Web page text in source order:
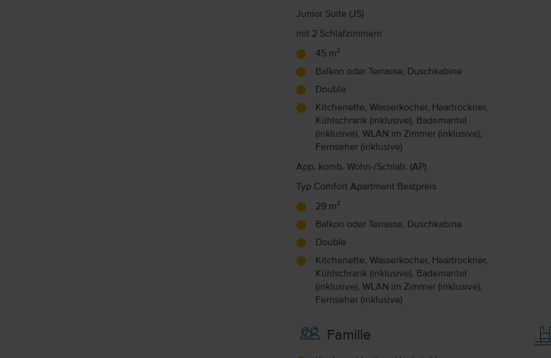
Junior Suite (JS)
mit 2 Schlafzimmern
45 m²
Balkon oder Terrasse, Duschkabine
Double
Kitchenette, Wasserkocher, Haartrockner,
Kühlschrank (inklusive), Bademantel
(inklusive), WLAN im Zimmer (inklusive),
Fernseher (inklusive)
App. komb. Wohn-/Schlafr. (AP)
Typ Comfort Apartment Bestpreis
29 m²
Balkon oder Terrasse, Duschkabine
Double
Kitchenette, Wasserkocher, Haartrockner,
Kühlschrank (inklusive), Bademantel
(inklusive), WLAN im Zimmer (inklusive),
Fernseher (inklusive)
Familie